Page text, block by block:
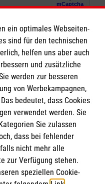
ein optimales Webseiten-
sind für den technischen
helfen uns aber auch
und zusätzliche
werden zur besseren
von Werbekampagnen,
bedeutet, dass Cookies
verwendet werden. Sie
Sie zulassen
dass bei fehlender
nicht mehr alle
zur Verfügung stehen.
speziellen Cookie-